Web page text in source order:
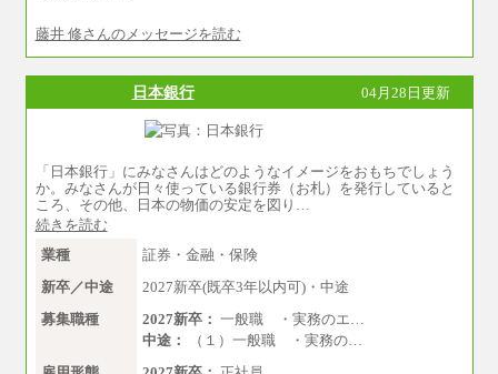
※上記全てのコースにおいて、退職金前払給：
※試用期間中も給与に変更はございません
中途：
■総合コース＜オープン採用（全国型）＞
大学院卒 月給35.3万円、四年制大学卒 月給3
■総合コース＜オープン採用（地域型）＞
大学院卒 月給33.3万円、四年制大学卒 月給3
■事務コース
短大・専門卒 月給24.0万円
※上記全てのコースにおいて、退職金前払給：
一律3.7万円を含む
※試用期間中も給与に変更はございません
藤井 修さんのメッセージを読む
日本銀行 04月28日更新
「日本銀行」にみなさんはどのようなイメージをおもちでしょう
か。みなさんが日々使っている銀行券（お札）を発行していると
ころ、その他、日本の物価の安定を図り…
続きを読む
業種
証券・金融・保険
新卒／中途
2027新卒(既卒3年以内可)・中途
募集職種
2027新卒： 一般職 ・実務のエ…
中途：
（１）一般職 ・実務の…